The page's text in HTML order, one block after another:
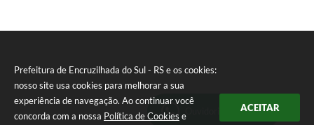
Prefeitura de Encruzilhada do Sul - RS e os cookies:
nosso site usa cookies para melhorar a sua
experiência de navegação. Ao continuar você
concorda com a nossa Política de Cookies e
ACEITAR
Ouvidoria Municipal